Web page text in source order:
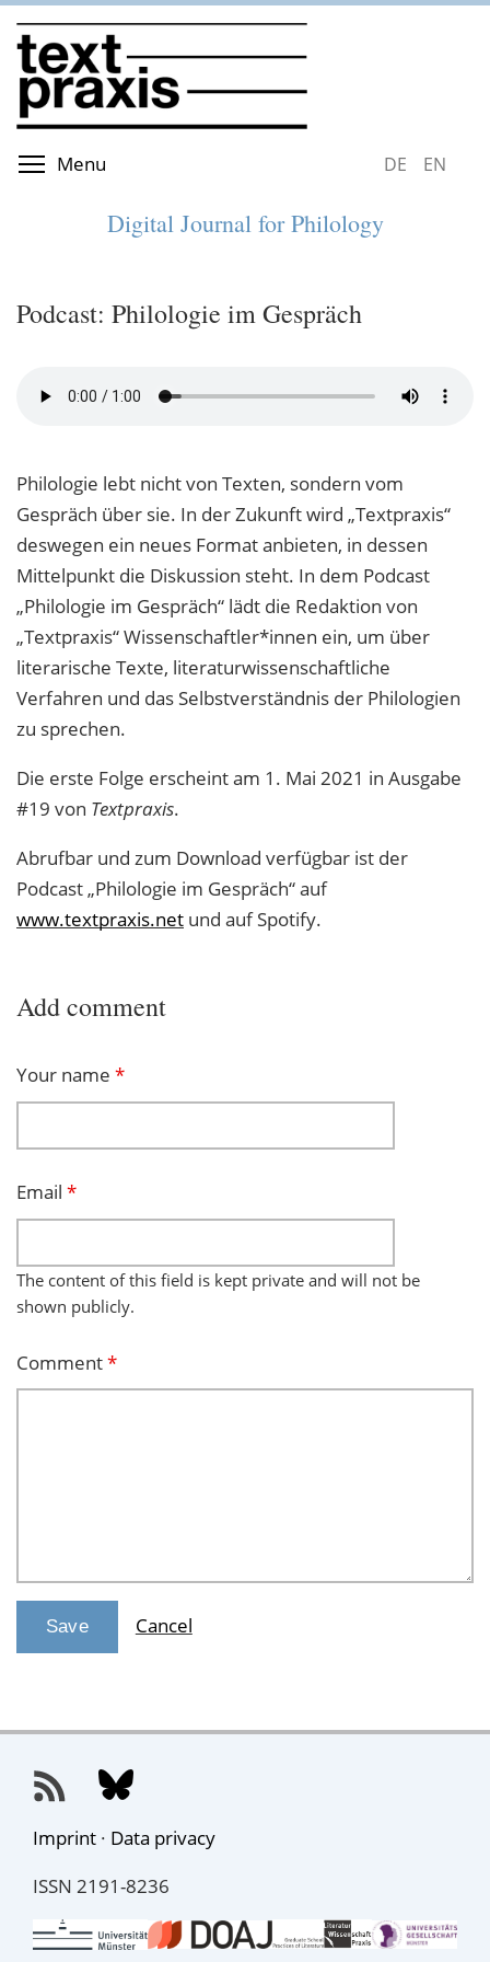
Skip
to
main
content
Menu DEUTSCH
Digital Journal for Philology
Podcast: Philologie im Gespräch
Philologie lebt nicht von Texten, sondern vom
Gespräch über sie. In der Zukunft wird „Textpraxis“
deswegen ein neues Format anbieten, in dessen
Mittelpunkt die Diskussion steht. In dem Podcast
„Philologie im Gespräch“ lädt die Redaktion von
„Textpraxis“ Wissenschaftler*innen ein, um über
literarische Texte, literaturwissenschaftliche
Verfahren und das Selbstverständnis der Philologien
zu sprechen.
Die erste Folge erscheint am 1. Mai 2021 in Ausgabe
#19 von Textpraxis.
Abrufbar und zum Download verfügbar ist der
Podcast „Philologie im Gespräch“ auf
www.textpraxis.net und auf Spotify.
Add comment
Your name *
Email *
The content of this field is kept private and will not be
shown publicly.
Comment*
Cancel
Imprint · Data privacy
ISSN 2191-8236